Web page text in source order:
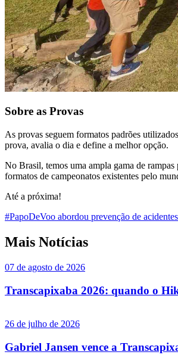
Sobre as Provas
As provas seguem formatos padrões
prova, avalia o dia e define a melhor opção.
No Brasil, temos uma ampla gama de
formatos de campeonatos existentes pelo
Até a próxima!
#PapoDeVoo abordou prevenção de
Mais Notícias
07 de agosto de 2026
Transcapixaba 2026: quando o
26 de julho de 2026
Gabriel Jansen vence a